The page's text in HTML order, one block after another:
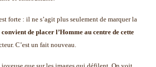
forte : il ne s’agit plus seulement de marquer la
de placer l’Homme au centre de cette
C’est un fait nouveau.